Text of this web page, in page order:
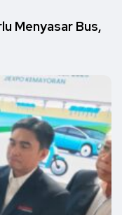
Menyasar Bus,